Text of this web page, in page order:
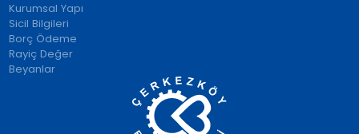
Kurumsal Yapı
Sicil Bilgileri
Borç Ödeme
Rayiç Değer
Beyanlar